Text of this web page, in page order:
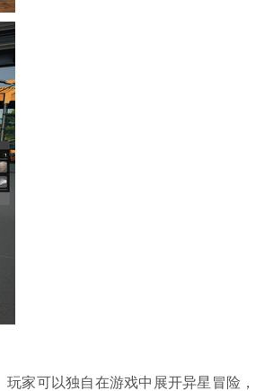
家可以独自在游戏中展开异星冒险，